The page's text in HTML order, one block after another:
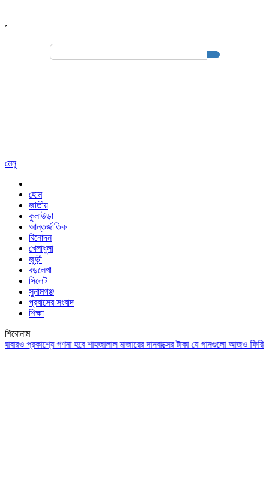
,
Search
মেনু
হোম
জাতীয়
কুলাউড়া
আন্তর্জাতিক
বিনোদন
খেলাধুলা
জুড়ী
বড়লেখা
সিলেট
সুনামগঞ্জ
প্রবাসের সংবাদ
শিক্ষা
শিরোনাম
প্রকাশ্যে গণনা হবে শাহজালাল মাজারের দানবাক্সের টাকাযে গানগুলো আজও ফিরিয়ে